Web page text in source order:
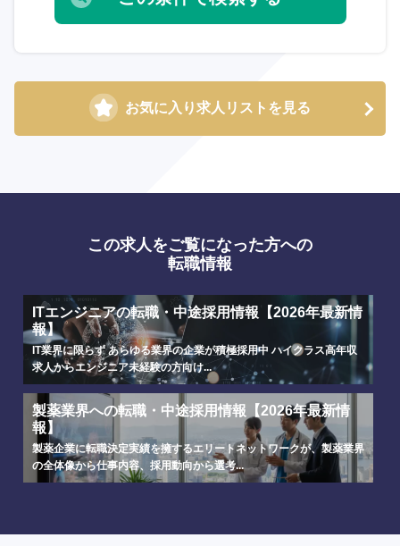
お気に入り求人リストを見る
この求人をご覧になった方への
転職情報
ITエンジニアの転職・中途採用情報【2026年最新情
報】
IT業界に限らず あらゆる業界の企業が積極採用中 ハイクラス高年収
求人からエンジニア未経験の方向け...
製薬業界への転職・中途採用情報【2026年最新情
報】
製薬企業に転職決定実績を擁するエリートネットワークが、製薬業界
の全体像から仕事内容、採用動向から選考...